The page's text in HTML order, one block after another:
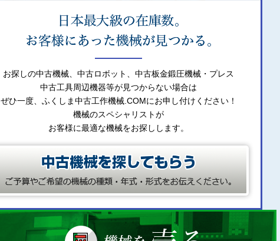
お探しの中古機械、中古ロボット、中古板金鍛圧機械・プレス
中古工具周辺機器等が見つからない場合は
ぜひ一度、ふくしま中古工作機械.COMにお申し付けください！
機械のスペシャリストが
お客様に最適な機械をお探しします。